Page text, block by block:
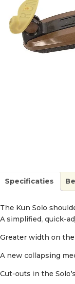
Specificaties
The Kun Solo
A simplified, quick-
Greater width on
A new collapsing
Cut-outs in the